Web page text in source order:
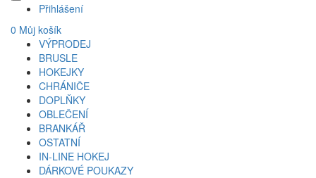
Přihlášení
0 Můj košík
VÝPRODEJ
BRUSLE
HOKEJKY
CHRÁNIČE
DOPLŇKY
OBLEČENÍ
BRANKÁŘ
OSTATNÍ
IN-LINE HOKEJ
DÁRKOVÉ POUKAZY